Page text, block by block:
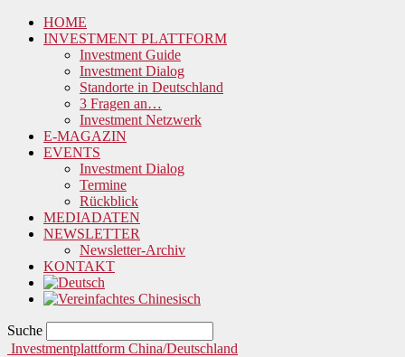
HOME
INVESTMENT PLATTFORM
Investment Guide
Investment Dialog
Standorte in Deutschland
3 Fragen an…
Investment Netzwerk
E-MAGAZIN
EVENTS
Investment Dialog
Termine
Rückblick
MEDIADATEN
NEWSLETTER
Newsletter-Archiv
KONTAKT
Suche
Investmentplattform China/Deutschland